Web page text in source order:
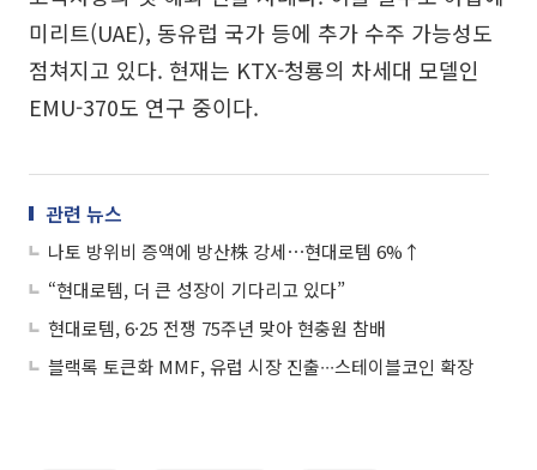
미리트(UAE), 동유럽 국가 등에 추가 수주 가능성도
점쳐지고 있다. 현재는 KTX-청룡의 차세대 모델인
EMU-370도 연구 중이다.
관련 뉴스
나토 방위비 증액에 방산株 강세⋯현대로템 6%↑
“현대로템, 더 큰 성장이 기다리고 있다”
현대로템, 6·25 전쟁 75주년 맞아 현충원 참배
블랙록 토큰화 MMF, 유럽 시장 진출∙∙∙스테이블코인 확장